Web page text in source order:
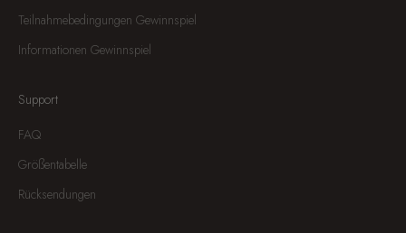
Teilnahmebedingungen Gewinnspiel
Informationen Gewinnspiel
Support
FAQ
Größentabelle
Rücksendungen